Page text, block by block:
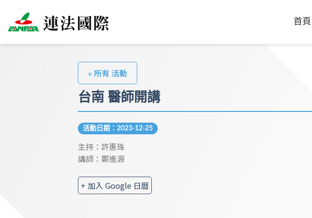
首頁
« 所有 活動
台南 醫師開講
活動日期：2023-12-25
主持：許惠珠
講師：鄭進源
+ 加入 Google 日曆